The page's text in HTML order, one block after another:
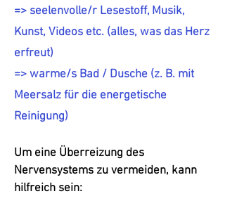
=> seelenvolle/r Lesestoff, Musik,
Kunst, Videos etc. (alles, was das Herz
erfreut)
=> warme/s Bad / Dusche (z. B. mit
Meersalz für die energetische
Reinigung)
Um eine Überreizung des
Nervensystems zu vermeiden, kann
hilfreich sein: